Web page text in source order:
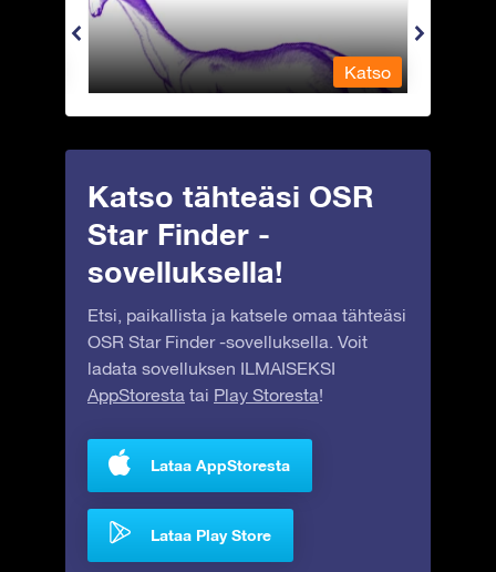
Katso
Katso tähteäsi OSR
Star Finder -
sovelluksella!
Etsi, paikallista ja katsele omaa tähteäsi
OSR Star Finder -sovelluksella. Voit
ladata sovelluksen ILMAISEKSI
AppStoresta tai Play Storesta!
Lataa AppStoresta
Lataa Play Store